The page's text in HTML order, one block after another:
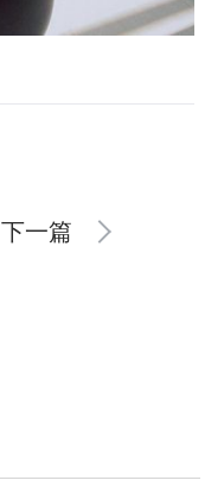
下一篇